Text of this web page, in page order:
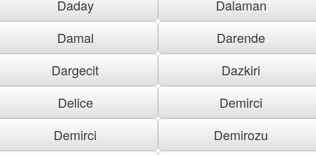
Daday
Dalaman
Damal
Darende
Dargecit
Dazkiri
Delice
Demirci
Demirci
Demirozu